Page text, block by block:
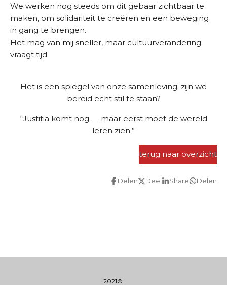
We werken nog steeds om dit gebaar zichtbaar te
maken, om solidariteit te creëren en een beweging
in gang te brengen.
Het mag van mij sneller, maar cultuurverandering
vraagt tijd.
Het is een spiegel van onze samenleving: zijn we
bereid echt stil te staan?
“Justitia komt nog — maar eerst moet de wereld
leren zien.”
terug naar overzicht
Delen Deel Share Delen
2021©